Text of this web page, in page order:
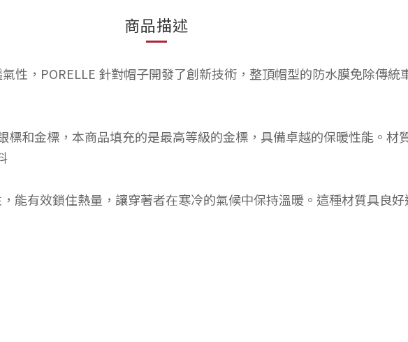
商品描述
性，PORELLE 針對帽子開發了創新技術，整頂帽型的防水膜免除傳
和金標，本商品填充的是最高等級的金標，具備卓越的保暖性能。材
能有效鎖住熱量，讓穿著者在寒冷的氣候中保持溫暖。這種材質具良